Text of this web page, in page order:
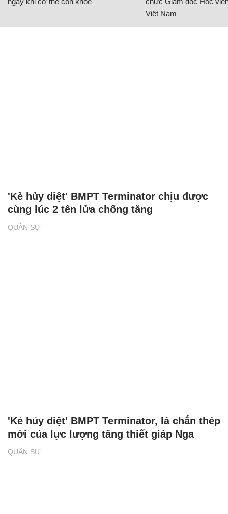
Việt Nam
QUÂN SỰ
'Kẻ hủy diệt' BMPT Terminator chịu được
cùng lúc 2 tên lửa chống tăng
QUÂN SỰ
'Kẻ hủy diệt' BMPT Terminator, lá chắn thép
mới của lực lượng tăng thiết giáp Nga